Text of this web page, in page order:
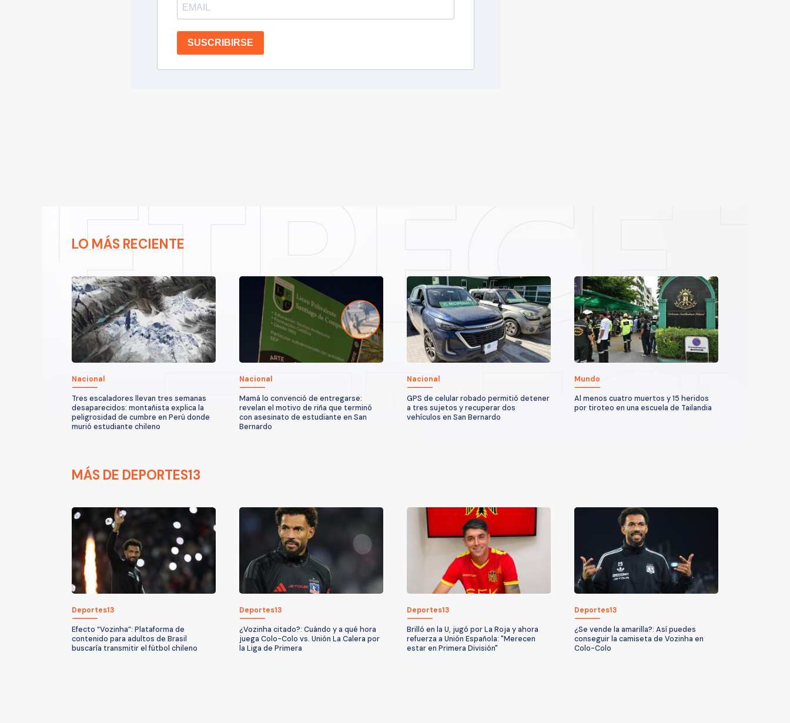
SUSCRIBIRSE
LO MÁS RECIENTE
Nacional
Tres escaladores llevan tres semanas
desaparecidos: montañista explica la
peligrosidad de cumbre en Perú donde
murió estudiante chileno
Nacional
Mamá lo convenció de entregarse:
revelan el motivo de riña que terminó
con asesinato de estudiante en San
Bernardo
Nacional
GPS de celular robado permitió detener
a tres sujetos y recuperar dos
vehículos en San Bernardo
Mundo
Al menos cuatro muertos y 15 heridos
por tiroteo en una escuela de Tailandia
MÁS DE DEPORTES13
Deportes13
Efecto “Vozinha”: Plataforma de
contenido para adultos de Brasil
buscaría transmitir el fútbol chileno
Deportes13
¿Vozinha citado?: Cuándo y a qué hora
juega Colo-Colo vs. Unión La Calera por
la Liga de Primera
Deportes13
Brilló en la U, jugó por La Roja y ahora
refuerza a Unión Española: "Merecen
estar en Primera División"
Deportes13
¿Se vende la amarilla?: Así puedes
conseguir la camiseta de Vozinha en
Colo-Colo